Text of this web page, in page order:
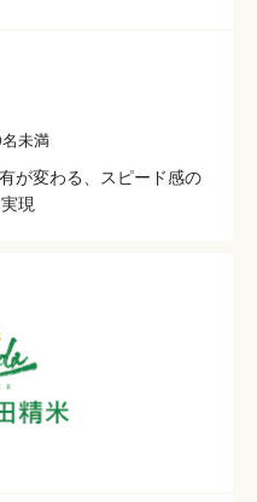
未満
が変わる、スピード感の
現